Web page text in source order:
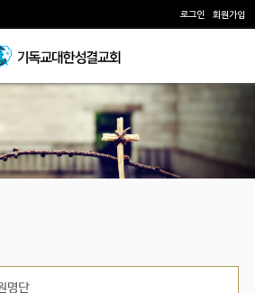
로그인 회원가입